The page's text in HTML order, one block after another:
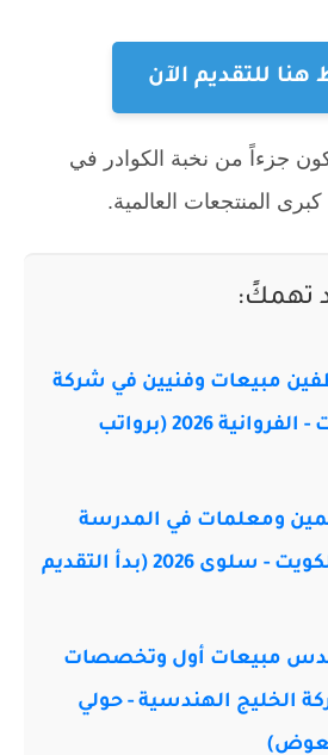
للتقديم الآن
جزءاً من نخبة الكوادر في
المنتجعات العالمية.
تهمكً:
مبيعات وفنيين في شركة
الزياني للسيارات - الفروانية 2026 (برواتب
ومعلمات في المدرسة
البريطانية في الكويت - سلوى 2026 (بدأ التقديم
مبيعات أول وتخصصات
الخليج الهندسية - حولي